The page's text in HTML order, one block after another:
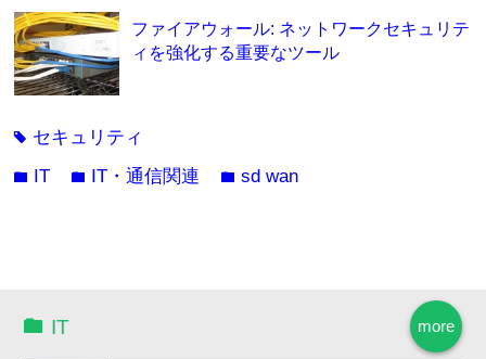
ファイアウォール: ネットワークセキュリテ
ィを強化する重要なツール
tag セキュリティ
folder IT folder IT・通信関連 foldersd wan
more
IT